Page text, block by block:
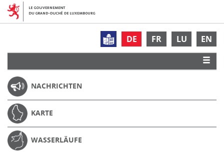
DE FR LU EN
NACHRICHTEN
KARTE
WASSERLÄUFE